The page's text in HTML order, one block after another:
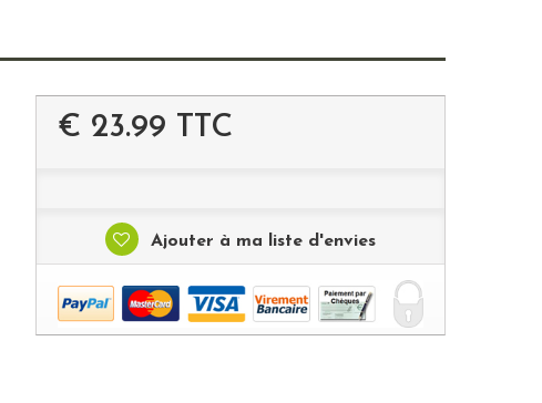
€ 23.99 TTC
Ajouter à ma liste d'envies